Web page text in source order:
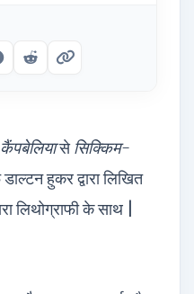
सेसिक्किम-
हुकर द्वारा लिखित
लिथोग्राफी के साथ |